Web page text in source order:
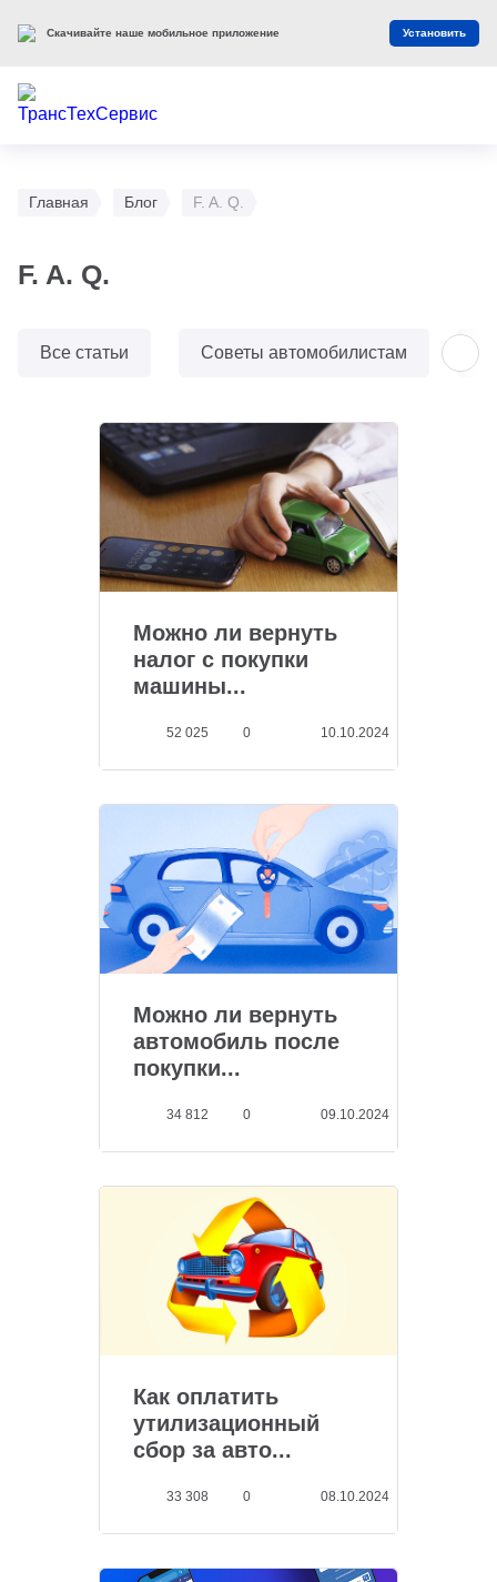
Главная Блог F. A. Q.
F. A. Q.
Все статьи Советы автомобилистам
Можно ли вернуть
налог с покупки
машины...
52 025 0 10.10.2024
Можно ли вернуть
автомобиль после
покупки...
34 812 0 09.10.2024
Как оплатить
утилизационный
сбор за авто...
33 308 0 08.10.2024
Скачивайте наше мобильное приложение Установить